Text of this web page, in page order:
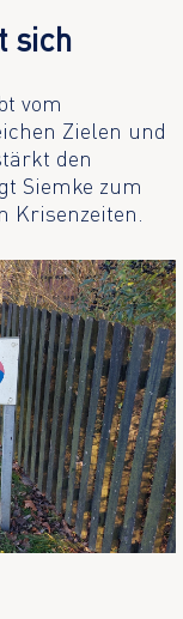
sich
vom
Zielen und
den
Siemke zum
Krisenzeiten.